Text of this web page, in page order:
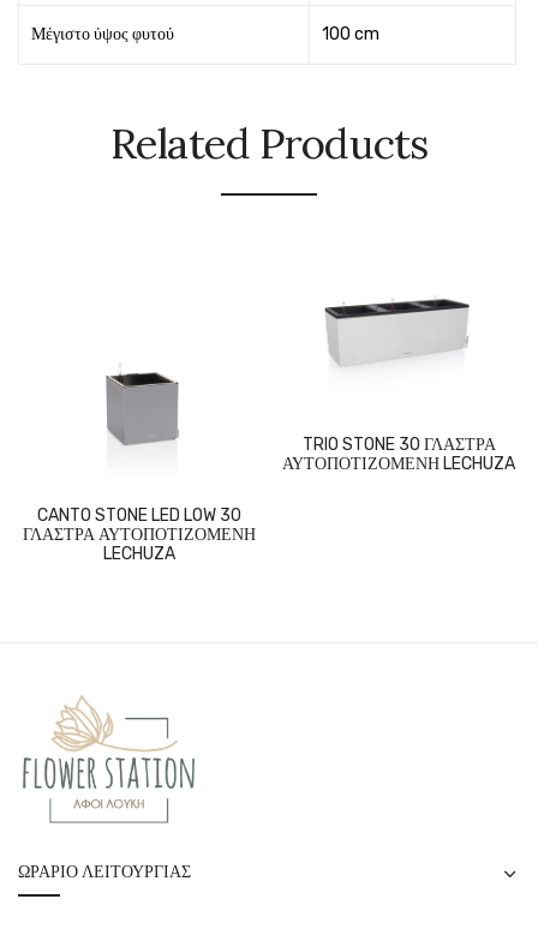
Μέγιστο ύψος φυτού 100 cm
Related Products
CANTO STONE LED LOW 30
ΓΛΑΣΤΡΑ ΑΥΤΟΠΟΤΙΖΟΜΕΝΗ
LECHUZA
TRIO STONE 30 ΓΛΑΣΤΡΑ
ΑΥΤΟΠΟΤΙΖΟΜΕΝΗ LECHUZA
ΩΡΆΡΙΟ ΛΕΙΤΟΥΡΓΊΑΣ